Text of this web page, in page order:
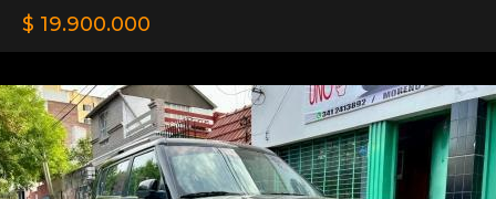
$ 19.900.000